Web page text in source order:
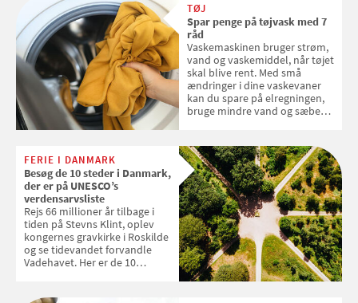
TØJ
Spar penge på tøjvask med 7
råd
Vaskemaskinen bruger strøm,
vand og vaskemiddel, når tøjet
skal blive rent. Med små
ændringer i dine vaskevaner
kan du spare på elregningen,
bruge mindre vand og sæbe
enkle råd til at spare penge på
tøjvasken
FERIE I DANMARK
Besøg de 10 steder i Danmark,
der er på UNESCO’s
verdensarvsliste
Rejs 66 millioner år tilbage i
tiden på Stevns Klint, oplev
kongernes gravkirke i Roskilde
og se tidevandet forvandle
Vadehavet. Her er de 10